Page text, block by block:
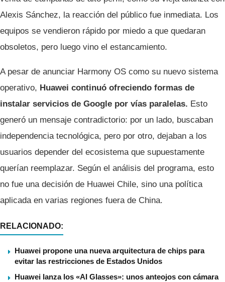
Alexis Sánchez, la reacción del público fue inmediata. Los
equipos se vendieron rápido por miedo a que quedaran
obsoletos, pero luego vino el estancamiento.
A pesar de anunciar Harmony OS como su nuevo sistema
operativo, Huawei continuó ofreciendo formas de
instalar servicios de Google por vías paralelas. Esto
generó un mensaje contradictorio: por un lado, buscaban
independencia tecnológica, pero por otro, dejaban a los
usuarios depender del ecosistema que supuestamente
querían reemplazar. Según el análisis del programa, esto
no fue una decisión de Huawei Chile, sino una política
aplicada en varias regiones fuera de China.
RELACIONADO:
Huawei propone una nueva arquitectura de chips para
evitar las restricciones de Estados Unidos
Huawei lanza los «AI Glasses»: unos anteojos con cámara